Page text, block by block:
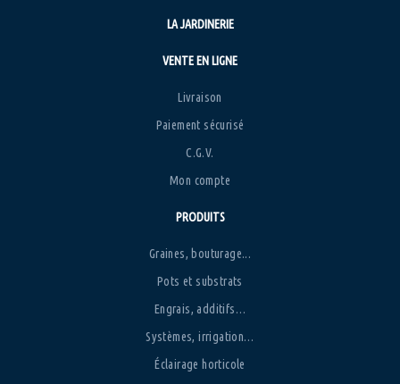
LA JARDINERIE
VENTE EN LIGNE
Livraison
Paiement sécurisé
C.G.V.
Mon compte
PRODUITS
Graines, bouturage...
Pots et substrats
Engrais, additifs…
Systèmes, irrigation…
Éclairage horticole